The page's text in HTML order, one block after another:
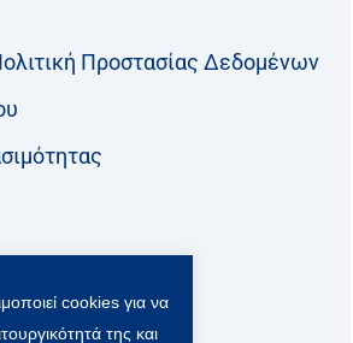
Προστασίας Δεδομένων
Y
o
cookies για να
της και